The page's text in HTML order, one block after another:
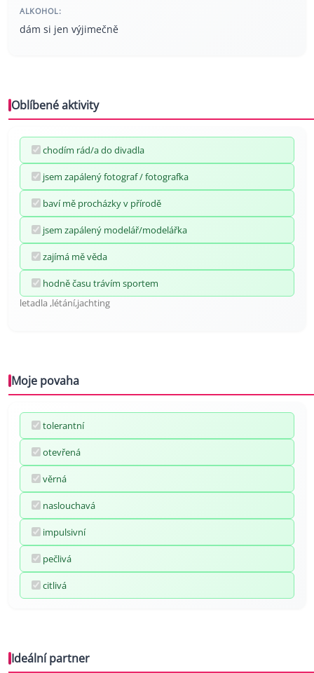
ALKOHOL:
dám si jen výjimečně
Oblíbené aktivity
chodím rád/a do divadla
jsem zapálený fotograf / fotografka
baví mě procházky v přírodě
jsem zapálený modelář/modelářka
zajímá mě věda
hodně času trávím sportem
letadla ,létání,jachting
Moje povaha
tolerantní
otevřená
věrná
naslouchavá
impulsivní
pečlivá
citlivá
Ideální partner